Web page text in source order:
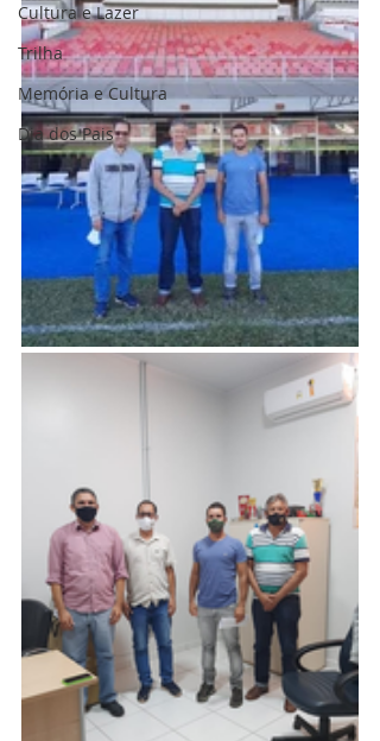
Cultura e Lazer
Trilha
Memória e Cultura
Dia dos Pais